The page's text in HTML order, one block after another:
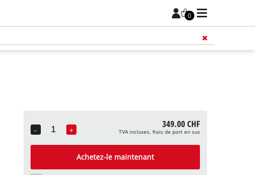
0
-
Quantity
+ 349.00 CHF
TVA incluses, frais de port en sus
Achetez-le maintenant